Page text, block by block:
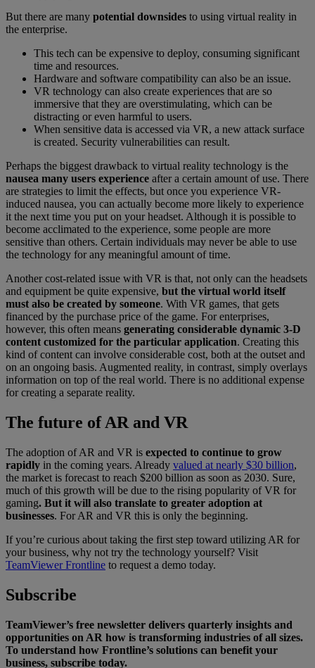
But there are many potential downsides to using virtual reality in
the enterprise.
This tech can be expensive to deploy, consuming significant
time and resources.
Hardware and software compatibility can also be an issue.
VR technology can also create experiences that are so
immersive that they are overstimulating, which can be
distracting or even harmful to users.
When sensitive data is accessed via VR, a new attack surface
is created. Security vulnerabilities can result.
Perhaps the biggest drawback to virtual reality technology is the
nausea many users experience after a certain amount of use. There
are strategies to limit the effects, but once you experience VR-
induced nausea, you can actually become more likely to experience
it the next time you put on your headset. Although it is possible to
become acclimated to the experience, some people are more
sensitive than others. Certain individuals may never be able to use
the technology for any meaningful amount of time.
Another cost-related issue with VR is that, not only can the headsets
and equipment be quite expensive, but the virtual world itself
must also be created by someone. With VR games, that gets
financed by the purchase price of the game. For enterprises,
however, this often means generating considerable dynamic 3-D
content customized for the particular application. Creating this
kind of content can involve considerable cost, both at the outset and
on an ongoing basis. Augmented reality, in contrast, simply overlays
information on top of the real world. There is no additional expense
for creating a separate reality.
The future of AR and VR
The adoption of AR and VR is expected to continue to grow
rapidly in the coming years. Already valued at nearly $30 billion,
the market is forecast to reach $200 billion as soon as 2030. Sure,
much of this growth will be due to the rising popularity of VR for
gaming. But it will also translate to greater adoption at
businesses. For AR and VR this is only the beginning.
If you’re curious about taking the first step toward utilizing AR for
your business, why not try the technology yourself? Visit
TeamViewer Frontline to request a demo today.
Subscribe
TeamViewer’s free newsletter delivers quarterly insights and
opportunities on AR how is transforming industries of all sizes.
To understand how Frontline’s solutions can benefit your
business, subscribe today.